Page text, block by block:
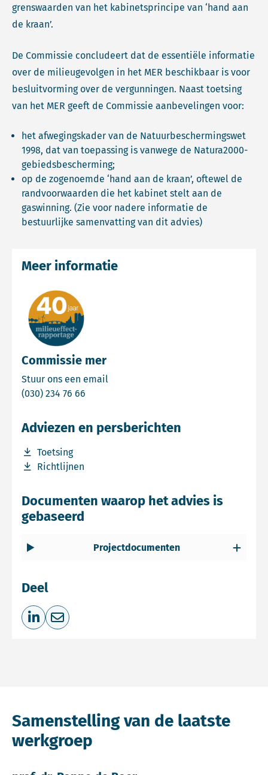
grenswaarden van het kabinetsprincipe van ‘hand aan
de kraan’.
De Commissie concludeert dat de essentiële informatie
over de milieugevolgen in het MER beschikbaar is voor
besluitvorming over de vergunningen. Naast toetsing
van het MER geeft de Commissie aanbevelingen voor:
het afwegingskader van de Natuurbeschermingswet
1998, dat van toepassing is vanwege de Natura2000-
gebiedsbescherming;
op de zogenoemde ‘hand aan de kraan’, oftewel de
randvoorwaarden die het kabinet stelt aan de
gaswinning. (Zie voor nadere informatie de
bestuurlijke samenvatting van dit advies)
Commissie mer
Stuur ons een email
(030) 234 76 66
Meer informatie
Adviezen en persberichten
Toetsing
Download bestand Toetsing
Richtlijnen
Download bestand Richtlijnen
Documenten waarop het advies is
gebaseerd
Projectdocumenten
Deel
Deel op LinkedIn
Deel via e-mail
Samenstelling van de laatste
werkgroep